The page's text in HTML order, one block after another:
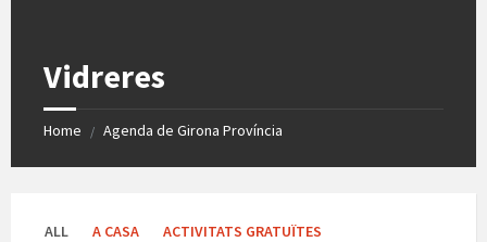
Vidreres
Home / Agenda de Girona Província
ALL A CASA
ACTIVITATS GRATUÏTES